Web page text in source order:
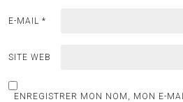
E-MAIL *
SITE WEB
ENREGISTRER MON NOM, MON E-